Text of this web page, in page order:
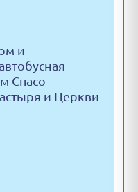
и
Спасо-
и Церкви